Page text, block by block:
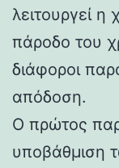
λειτουργεί η
πάροδο του
διάφοροι
απόδοση.
Ο πρώτος
υποβάθμιση